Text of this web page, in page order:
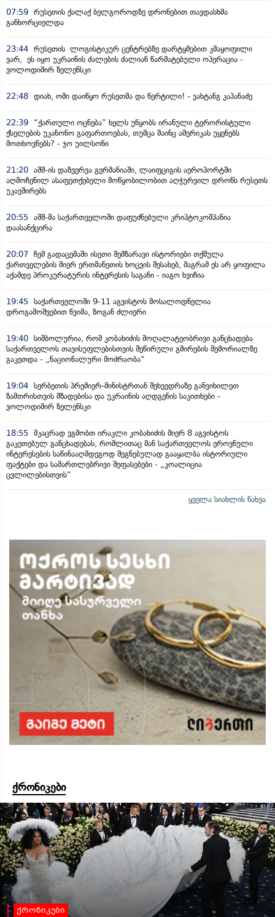
07:59 რუსეთის ქალაქ ბელგოროდზე დრონებით თავდასხმა
განხორციელდა
23:44 რუსეთის ლოგისტიკურ ცენტრებზე დარტყმებით კმაყოფილი
ვარ, ეს იყო უკრაინის ძალების ძალიან წარმატებული ოპერაცია -
ვოლოდიმირ ზელენსკი
22:48 დიახ, ომი დაიწყო რუსეთმა და წერტილი! - ვახტანგ კაპანაძე
22:39
“ქართული ოცნება” ხელს უწყობს ირანული ტერორისტული
ქსელების უკანონო გაფართოებას, თუმცა მაინც ამერიკას უყენებს
მოთხოვნებს? - ჯო უილსონი
21:20 აშშ-ის დაზვერვა გერმანიაში, ლაიფციგის აეროპორტში
აღმოჩენილ ასაფეთქებელი მოწყობილობით აღჭურვილ დრონს რუსეთს
უკავშირებს
20:55 აშშ-მა საქართველოში დაფუძნებული კრიპტოკომპანია
დაასანქცირა
20:07 ჩემ გადაცემაში ისეთი შემზარავი ისტორიები თქმულა
ქართველების მიერ ერთმანეთის ხოცვის შესახებ, მაგრამ ეს არ ყოფილა
აქამდე პროკურატურის ინტერესის საგანი - იაგო ხვიჩია
19:45 საქართველოში 9-11 აგვისტოს მოსალოდნელია
დროგამოშვებით წვიმა, ზოგან ძლიერი
19:40 სიმბოლურია, რომ კობახიძის მოღალატეობრივი განცხადება
საქართველოს თავისუფლებისთვის შეწირული გმირების მემორიალზე
გაკეთდა - „ნაციონალური მოძრაობა“
19:04 სერბეთის პრემიერ-მინისტრთან შეხვედრაზე განვიხილეთ
ზამთრისთვის მზადებისა და უკრაინის აღდგენის საკითხები -
ვოლოდიმირ ზელენსკი
18:55 მკაცრად ვგმობთ ირაკლი კობახიძის მიერ 8 აგვისტოს
გაკეთებულ განცხადებას, რომლითაც მან საქართველოს ეროვნული
ინტერესების საწინააღმდეგოდ შეგნებულად გააყალბა ისტორიული
ფაქტები და სამართლებრივი შეფასებები - „კოალიცია
ცვლილებისთვის“
ყველა სიახლის ნახვა
ქრონიკები
ქრონიკები